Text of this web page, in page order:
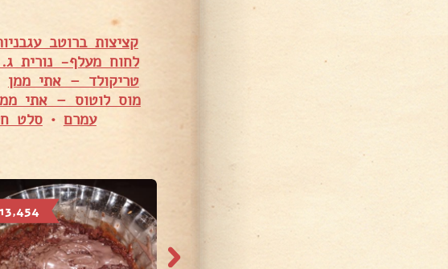
קציצות ברוטב
לחוח מעלף- נורית
טריקולד – אתי ממן
מוס לוטוס – אתי
עמרם •סלט
12,396 צפיות 13,454 צפיות